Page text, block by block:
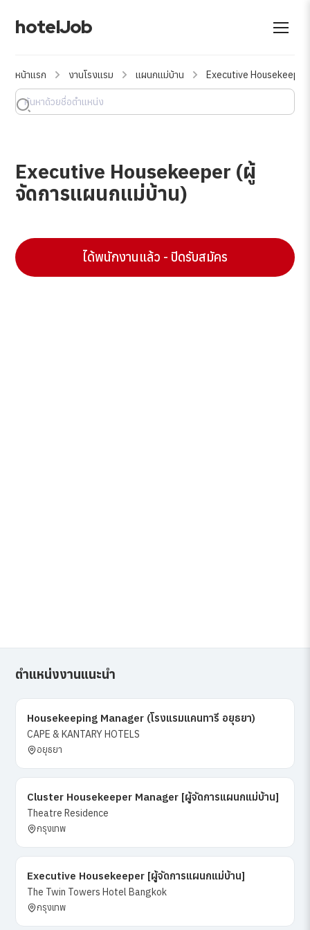
hotelJob
หน้าแรก งานโรงแรม แผนกแม่บ้าน Executive
Executive Housekeeper (ผู้
จัดการแผนกแม่บ้าน)
ได้พนักงานแล้ว - ปิดรับสมัคร
ตำแหน่งงานแนะนำ
Housekeeping Manager (โรงแรมแคนทารี อยุธยา)
CAPE & KANTARY HOTELS
อยุธยา
Cluster Housekeeper Manager [ผู้จัดการแผนกแม่บ้าน]
Theatre Residence
กรุงเทพ
Executive Housekeeper [ผู้จัดการแผนกแม่บ้าน]
The Twin Towers Hotel Bangkok
กรุงเทพ